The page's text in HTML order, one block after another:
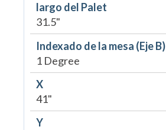
largo del Palet
31.5"
Indexado de la mesa (Eje B)
1 Degree
X
41"
Y